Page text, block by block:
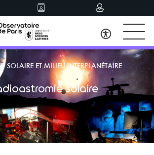
SOLAIRE ET MILIEU INTERPLANÉTAIRE
solaire